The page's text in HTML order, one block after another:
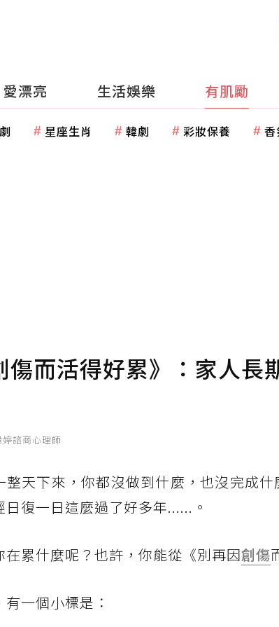
愛漂亮 生活娛樂 有肌勵
星座生肖 韓劇 彩妝保養 香
傷而活得好累》：家人
婷諮商心理師
整天下來，你都沒做到什麼，也沒完成
日復一日這麼過了好多年......。
在累什麼呢？也許，你能從《別再因創傷
一個小標是：